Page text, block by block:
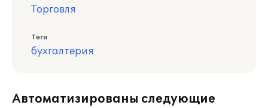
Торговля
Теги
бухгалтерия
Автоматизированы следующие